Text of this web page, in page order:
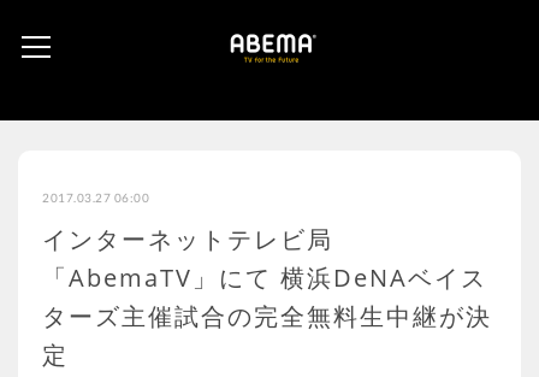
2017.03.27 06:00
インターネットテレビ局
「AbemaTV」にて 横浜DeNAベイス
ターズ主催試合の完全無料生中継が決
定